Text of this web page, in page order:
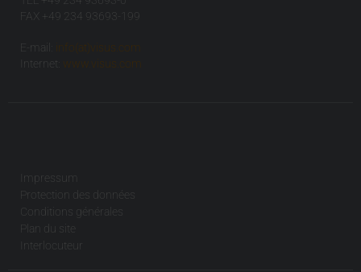
FAX +49 234 93693-199
E-mail:
info(at)visus.com
Internet:
www.visus.com
Impressum
Protection des données
Conditions générales
Plan du site
Interlocuteur